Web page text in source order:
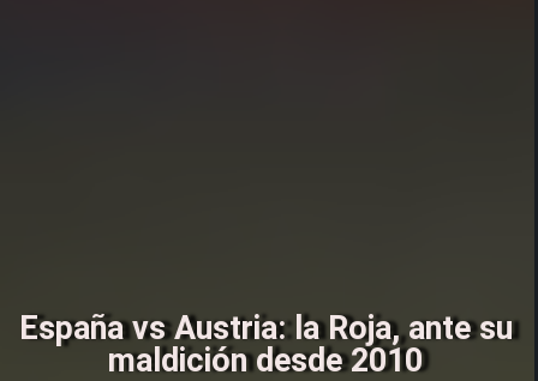
España vs Austria: la Roja, ante su
maldición desde 2010